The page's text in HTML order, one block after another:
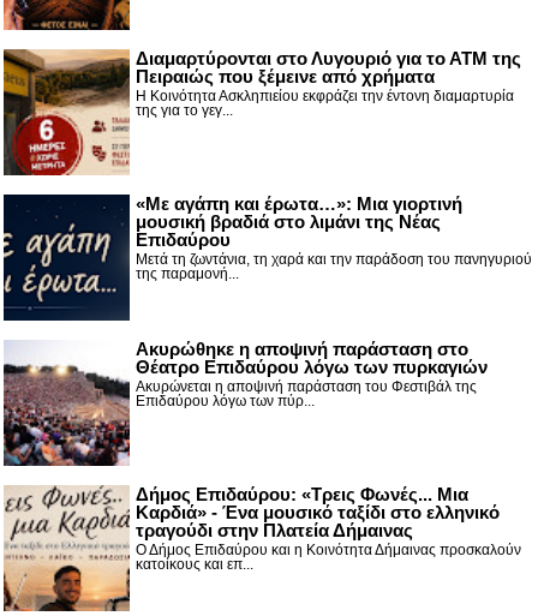
Διαμαρτύρονται στο Λυγουριό για το ΑΤΜ της
Πειραιώς που ξέμεινε από χρήματα
Η Κοινότητα Ασκληπιείου εκφράζει την έντονη διαμαρτυρία
της για το γεγ...
«Με αγάπη και έρωτα…»: Μια γιορτινή
μουσική βραδιά στο λιμάνι της Νέας
Επιδαύρου
Μετά τη ζωντάνια, τη χαρά και την παράδοση του πανηγυριού
της παραμονή...
Ακυρώθηκε η αποψινή παράσταση στο
Θέατρο Επιδαύρου λόγω των πυρκαγιών
Ακυρώνεται η αποψινή παράσταση του Φεστιβάλ της
Επιδαύρου λόγω των πύρ...
Δήμος Επιδαύρου: «Τρεις Φωνές... Μια
Καρδιά» - Ένα μουσικό ταξίδι στο ελληνικό
τραγούδι στην Πλατεία Δήμαινας
Ο Δήμος Επιδαύρου και η Κοινότητα Δήμαινας προσκαλούν
κατοίκους και επ...